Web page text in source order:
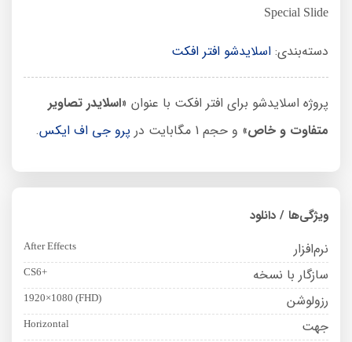
Special Slide
دسته‌بندی: اسلایدشو افتر افکت
پروژه اسلایدشو برای افتر افکت با عنوان «اسلایدر تصاویر
متفاوت و خاص» و حجم 1 مگابایت در پرو جی اف ایکس.
ویژگی‌ها / دانلود
نرم‌افزار After Effects
سازگار با نسخه CS6+
رزولوشن 1920×1080 (FHD)
جهت Horizontal